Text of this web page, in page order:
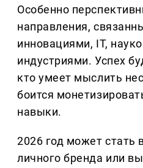
Особенно
направления,
инновациями, IT,
индустриями. Успех
кто умеет мыслить
боится
навыки.
2026 год может стать
личного бренда или